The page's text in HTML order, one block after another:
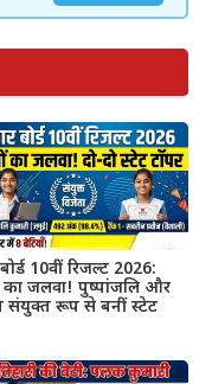
10वीं रिजल्ट 2026:
का जलवा! पुष्पांजलि और
संयुक्त रूप से बनीं स्टेट